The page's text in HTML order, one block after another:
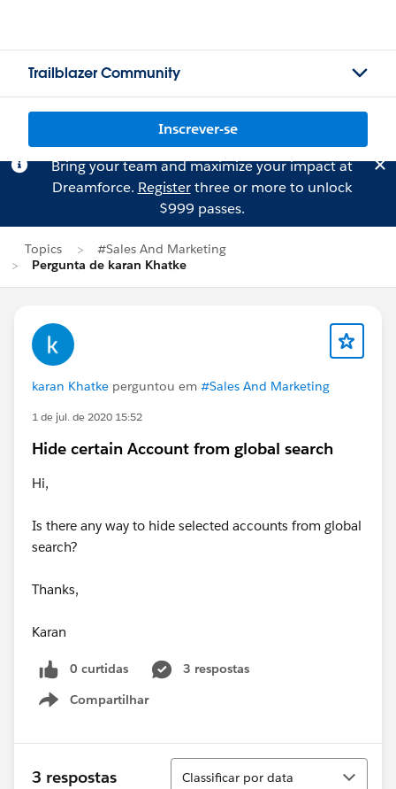
Trailblazer Community
Inscrever-se
Bring your team and maximize your impact at
Dreamforce. Registerthree or more to unlock
$999 passes.
Topics
#Sales And Marketing
Pergunta de karan Khatke
karan Khatke perguntou em #Sales And Marketing
1 de jul. de 2020 15:52
Hide certain Account from global search
Hi,
Is there any way to hide selected accounts from global
search?
Thanks,
Karan
0 curtidas
3 respostas
Compartilhar
Show menu
3 respostas
Classificar
Classificar por data